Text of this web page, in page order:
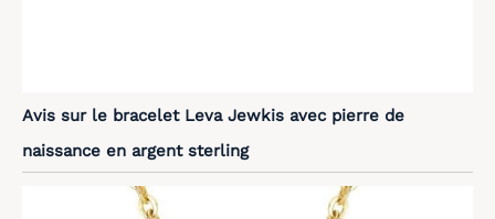
Avis sur le bracelet Leva Jewkis avec pierre de
naissance en argent sterling